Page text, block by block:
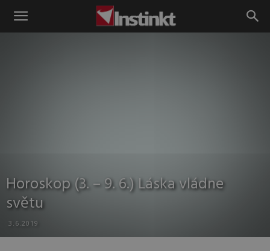
Instinkt
Horoskop (3. – 9. 6.) Láska vládne
světu
3.6.2019